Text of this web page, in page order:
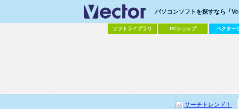
パソコンソフトを探すなら「
ソフトライブラリ PCショップ ベクター
サーチトレンド！